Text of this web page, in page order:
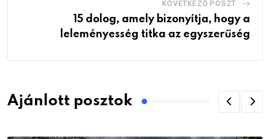
KÖVETKEZŐ POSZT
15 dolog, amely bizonyítja, hogy a
leleményesség titka az egyszerűség
Ajánlott posztok